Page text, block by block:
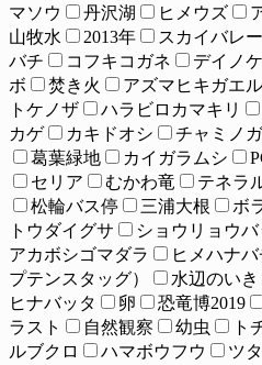
マソウ
丹沢湖 ヒメウズ
山牧水
2013年 スカイバレ
バチ
コフキコガネ デイノ
ボ
焚き火 アズマヒキガエル
トケノザ
ハラビロカマキリ
カゲ
カキドオシ チャミノガ
葛葉緑地
カイガラムシ
セリア
むかわ竜 テネラ
松輪バス停
三浦大根 ボ
トウダイグサ
ショウリョウ
アカボシゴマダラ
ヒメハナバ
プテンスタッグ）
水辺のい
ヒナバッタ
卵 恐竜博2019
ラスト
自然観察 幼虫 ト
ルブクロ
ハマボウフウ ツ